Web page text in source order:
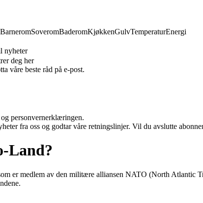
BarneromSoveromBaderomKjøkkenGulvTemperaturEnergi
nyheter
deg her
våre beste råd på e-post.
personvernerklæringen.
fra oss og godtar våre retningslinjer. Vil du avslutte
Land?
er medlem av den militære alliansen NATO (North Atlantic